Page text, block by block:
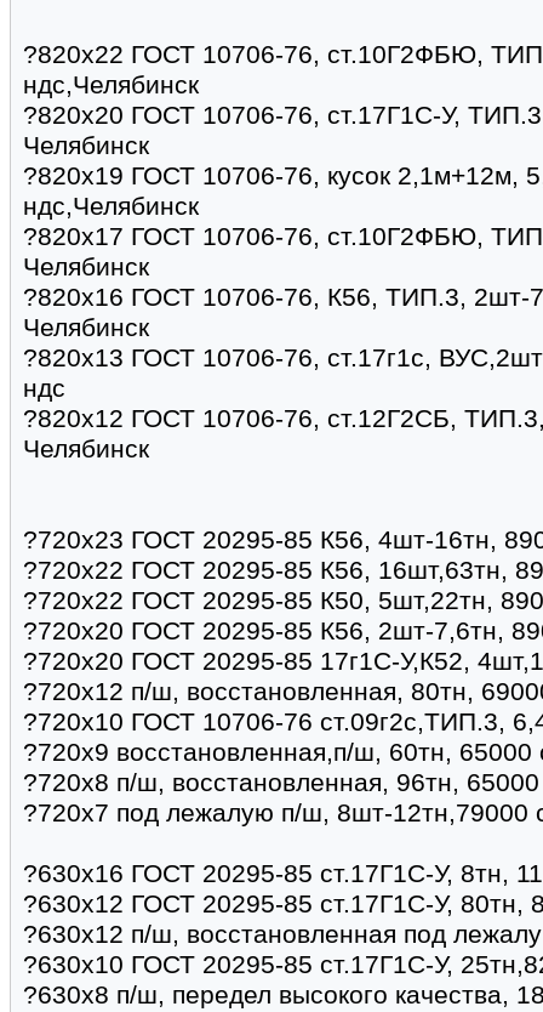
?820х22 ГОСТ 10706-76, ст.10Г2ФБЮ,
ндс,Челябинск
?820х20 ГОСТ 10706-76, ст.17Г1С-У,
Челябинск
?820х19 ГОСТ 10706-76, кусок 2,1м+12м,
ндс,Челябинск
?820х17 ГОСТ 10706-76, ст.10Г2ФБЮ,
Челябинск
?820х16 ГОСТ 10706-76, К56, ТИП.3, 2шт-
Челябинск
?820х13 ГОСТ 10706-76, ст.17г1с,
ндс
?820х12 ГОСТ 10706-76, ст.12Г2СБ,
Челябинск
?720х23 ГОСТ 20295-85 К56, 4шт-16тн,
?720х22 ГОСТ 20295-85 К56, 16шт,63тн,
?720х22 ГОСТ 20295-85 К50, 5шт,22тн,
?720х20 ГОСТ 20295-85 К56, 2шт-7,6тн,
?720х20 ГОСТ 20295-85 17г1С-У,К52,
?720х12 п/ш, восстановленная, 80тн,
?720х10 ГОСТ 10706-76 ст.09г2с,ТИП.3,
?720х9 восстановленная,п/ш, 60тн, 65000
?720х8 п/ш, восстановленная, 96тн,
?720х7 под лежалую п/ш, 8шт-12тн,79000
?630х16 ГОСТ 20295-85 ст.17Г1С-У, 8тн,
?630х12 ГОСТ 20295-85 ст.17Г1С-У, 80тн,
?630х12 п/ш, восстановленная под
?630х10 ГОСТ 20295-85 ст.17Г1С-У,
?630х8 п/ш, передел высокого качества,